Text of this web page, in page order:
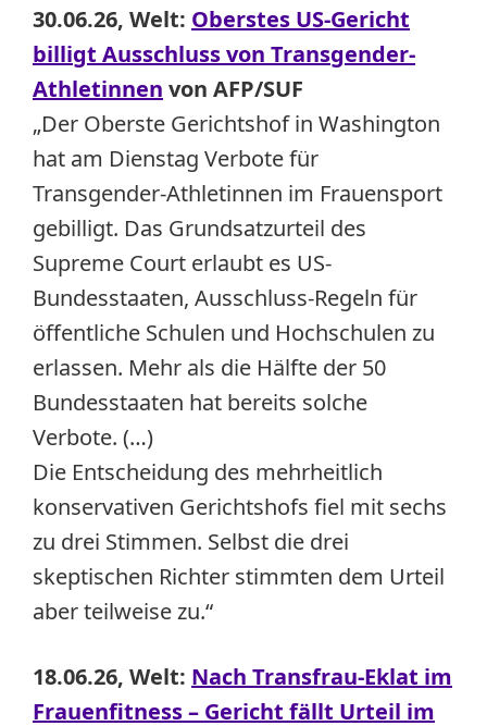
30.06.26, Welt: Oberstes US-Gericht
billigt Ausschluss von Transgender-
Athletinnen von AFP/SUF
„Der Oberste Gerichtshof in Washington
hat am Dienstag Verbote für
Transgender-Athletinnen im Frauensport
gebilligt. Das Grundsatzurteil des
Supreme Court erlaubt es US-
Bundesstaaten, Ausschluss-Regeln für
öffentliche Schulen und Hochschulen zu
erlassen. Mehr als die Hälfte der 50
Bundesstaaten hat bereits solche
Verbote. (…)
Die Entscheidung des mehrheitlich
konservativen Gerichtshofs fiel mit sechs
zu drei Stimmen. Selbst die drei
skeptischen Richter stimmten dem Urteil
aber teilweise zu.“
18.06.26, Welt: Nach Transfrau-Eklat im
Frauenfitness – Gericht fällt Urteil im